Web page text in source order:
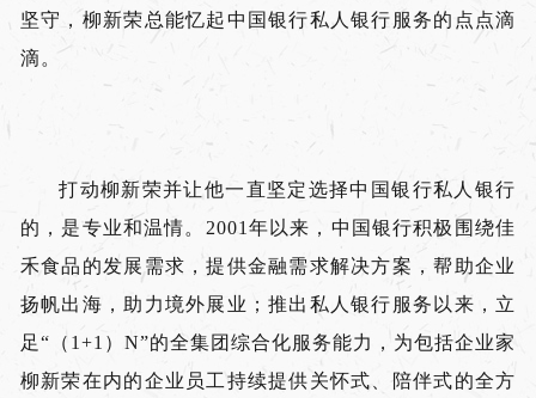
坚守，柳新荣总能忆起中国银行私人银行服务的点点滴
滴。
打动柳新荣并让他一直坚定选择中国银行私人银行
的，是专业和温情。2001年以来，中国银行积极围绕佳
禾食品的发展需求，提供金融需求解决方案，帮助企业
扬帆出海，助力境外展业；推出私人银行服务以来，立
足“（1+1）N”的全集团综合化服务能力，为包括企业家
柳新荣在内的企业员工持续提供关怀式、陪伴式的全方